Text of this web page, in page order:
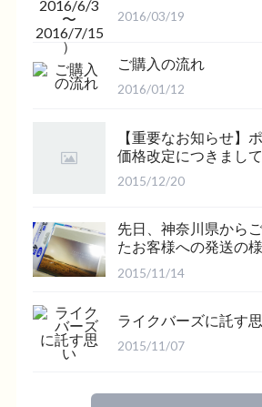
2016/03/19
ご購入の流れ
2016/01/12
【重要なお知らせ】
価格改定につきまして
2015/12/20
先日、神奈川県から
たお客様への発送の
2015/11/14
ライクバーズに託す
2015/11/07